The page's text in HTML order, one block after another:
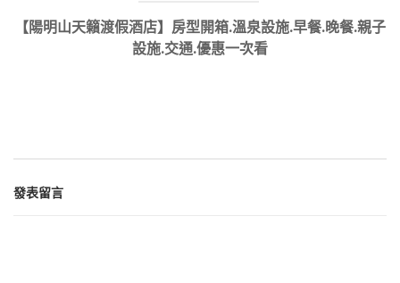
navigation
【陽明山天籟渡假酒店】房型開箱.溫泉設施.早餐.晚餐.親子
設施.交通.優惠一次看
發表留言